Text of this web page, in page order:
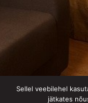
Sellel veebilehel
jätkates